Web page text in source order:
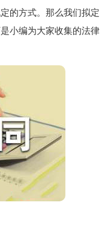
的方式。那么我们拟定
小编为大家收集的法律